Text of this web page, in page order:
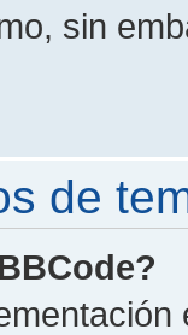
sin
de